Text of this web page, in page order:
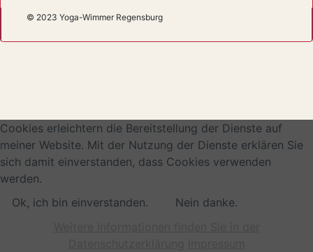
© 2023 Yoga-Wimmer Regensburg
Cookies erleichtern die Bereitstellung der Dienste auf
meiner Website. Mit der Nutzung der Dienste erklären Sie
sich damit einverstanden, dass Cookies verwenden
werden.
Ok, ich bin einverstanden.
Nein danke.